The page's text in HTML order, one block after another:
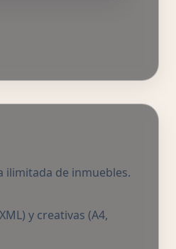
ilimitada de inmuebles.
y creativas (A4,